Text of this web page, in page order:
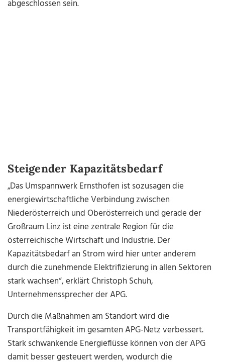
abgeschlossen sein.
Steigender Kapazitätsbedarf
„Das Umspannwerk Ernsthofen ist sozusagen die
energiewirtschaftliche Verbindung zwischen
Niederösterreich und Oberösterreich und gerade der
Großraum Linz ist eine zentrale Region für die
österreichische Wirtschaft und Industrie. Der
Kapazitätsbedarf an Strom wird hier unter anderem
durch die zunehmende Elektrifizierung in allen Sektoren
stark wachsen“, erklärt Christoph Schuh,
Unternehmenssprecher der APG.
Durch die Maßnahmen am Standort wird die
Transportfähigkeit im gesamten APG-Netz verbessert.
Stark schwankende Energieflüsse können von der APG
damit besser gesteuert werden, wodurch die